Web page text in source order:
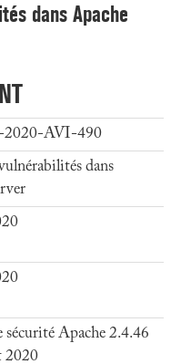
dans Apache
AVI-490
dans
Apache 2.4.46
2020